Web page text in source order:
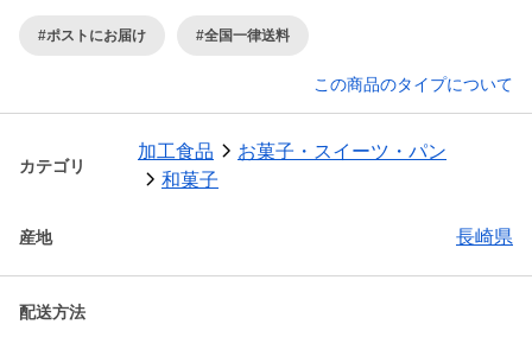
#ポストにお届け #全国一律送料
この商品のタイプについて
カテゴリ
加工食品
お菓子・スイーツ・パン
和菓子
産地 長崎県
配送方法